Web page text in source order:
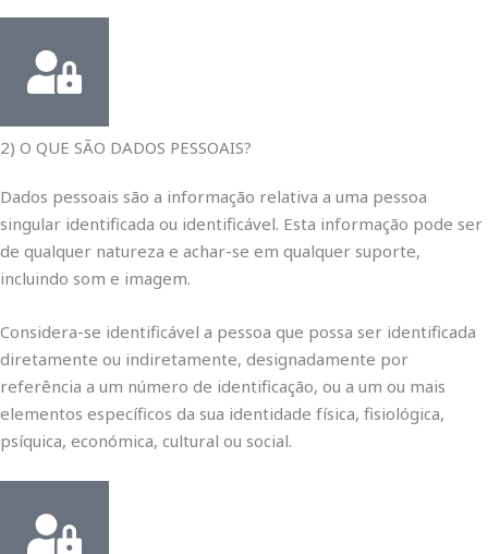
2) O QUE SÃO DADOS PESSOAIS?
Dados pessoais são a informação relativa a uma pessoa
singular identificada ou identificável. Esta informação pode ser
de qualquer natureza e achar-se em qualquer suporte,
incluindo som e imagem.
Considera-se identificável a pessoa que possa ser identificada
diretamente ou indiretamente, designadamente por
referência a um número de identificação, ou a um ou mais
elementos específicos da sua identidade física, fisiológica,
psíquica, económica, cultural ou social.